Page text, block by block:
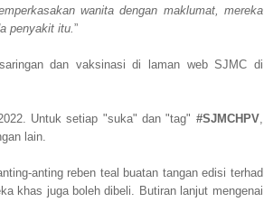
wanita dengan maklumat, mereka
penyakit itu.”
dan vaksinasi di laman web SJMC di
Untuk setiap "suka" dan "tag" #SJMCHPV,
lain.
anting reben teal buatan tangan edisi terhad
khas juga boleh dibeli. Butiran lanjut mengenai